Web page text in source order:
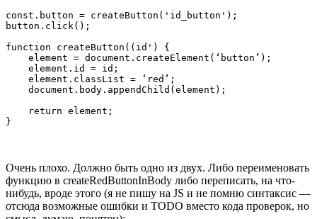
const.button = createButton('id_button');
button.click();
function createButton((id') {
    element = document.createElement(‘button’);
    element.id = id;
    element.classList = ‘red’;
    document.body.appendChild(element);
    return element;
}
Очень плохо. Должно быть одно из двух. Либо переименовать
функцию в createRedButtonInBody либо переписать, на что-
нибудь, вроде этого (я не пишу на JS и не помню синтаксис —
отсюда возможные ошибки и TODO вместо кода проверок, но